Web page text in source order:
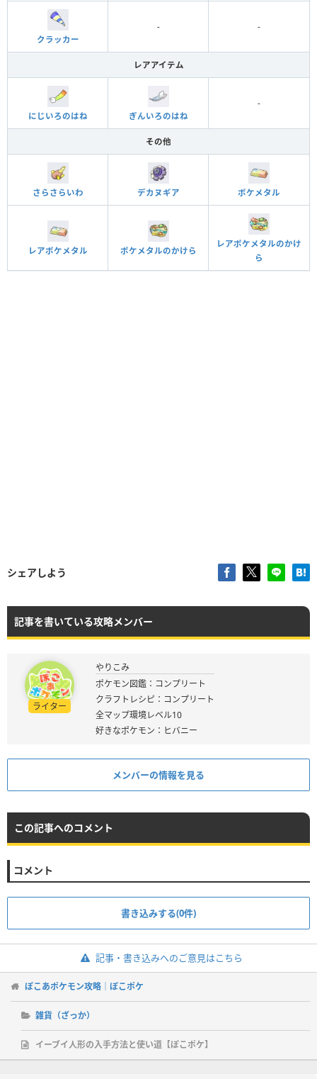
クラッカー
- -
レアアイテム
にじいろのはね ぎんいろのはね
-
その他
さらさらいわ デカヌギア ポケメタル
レアポケメタル ポケメタルのかけら
レアポケメタルのかけ
ら
シェアしよう
記事を書いている攻略メンバー
ライター
やりこみ
ポケモン図鑑：コンプリート
クラフトレシピ：コンプリート
全マップ環境レベル10
好きなポケモン：ヒバニー
メンバーの情報を見る
この記事へのコメント
コメント
書き込みする(0件)
記事・書き込みへのご意見はこちら
ぽこあポケモン攻略｜ぽこポケ
雑貨（ざっか）
イーブイ人形の入手方法と使い道【ぽこポケ】